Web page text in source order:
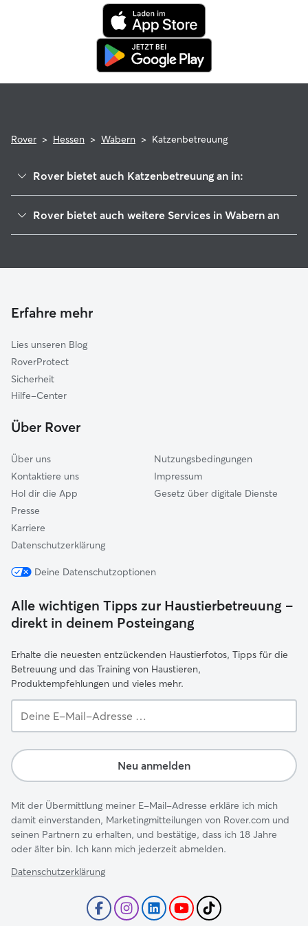
tierärztliche Behandlungen erstattet.
Rover > Hessen > Wabern > Katzenbetreuung
Rover bietet auch Katzenbetreuung an in:
Edermünde
Körle
Baunatal
Söhrewald
Schauenburg
Naumburg
Rover bietet auch weitere Services in Wabern an
Erfahre mehr
Lies unseren Blog
RoverProtect
Sicherheit
Hilfe-Center
Über Rover
Über uns
Kontaktiere uns
Hol dir die App
Presse
Karriere
Datenschutzerklärung
Nutzungsbedingungen
Impressum
Gesetz über digitale Dienste
Deine Datenschutzoptionen
Alle wichtigen Tipps zur Haustierbetreuung –
direkt in deinem Posteingang
Erhalte die neuesten entzückenden Haustierfotos, Tipps für die
Betreuung und das Training von Haustieren,
Produktempfehlungen und vieles mehr.
E-
Adresse …
Neu anmelden
Mit der Übermittlung meiner E-Mail-Adresse erkläre ich mich
damit einverstanden, Marketingmitteilungen von Rover.com und
seinen Partnern zu erhalten, und bestätige, dass ich 18 Jahre
oder älter bin. Ich kann mich jederzeit abmelden.
Datenschutzerklärung